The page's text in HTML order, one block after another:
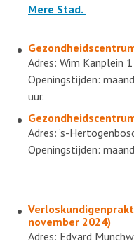
Mere Stad.
Adres: Wim Kanplein 1
Openingstijden:
uur.
Adres: ‘s-
Openingstijden:
november 2024)
Adres: Edvard